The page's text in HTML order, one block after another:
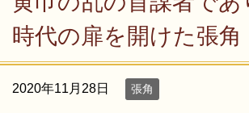
時代の扉を開けた張角
2020年11月28日 張角